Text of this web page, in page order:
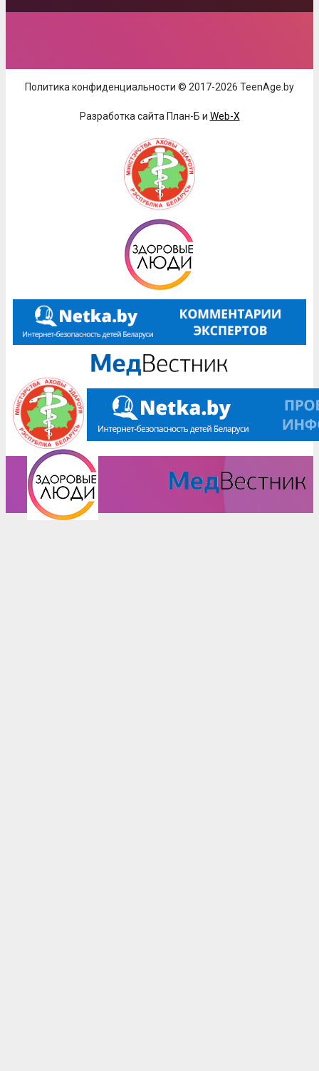
Политика конфиденциальности © 2017-2026 TeenAge.by
Разработка сайта План-Б и Web-X